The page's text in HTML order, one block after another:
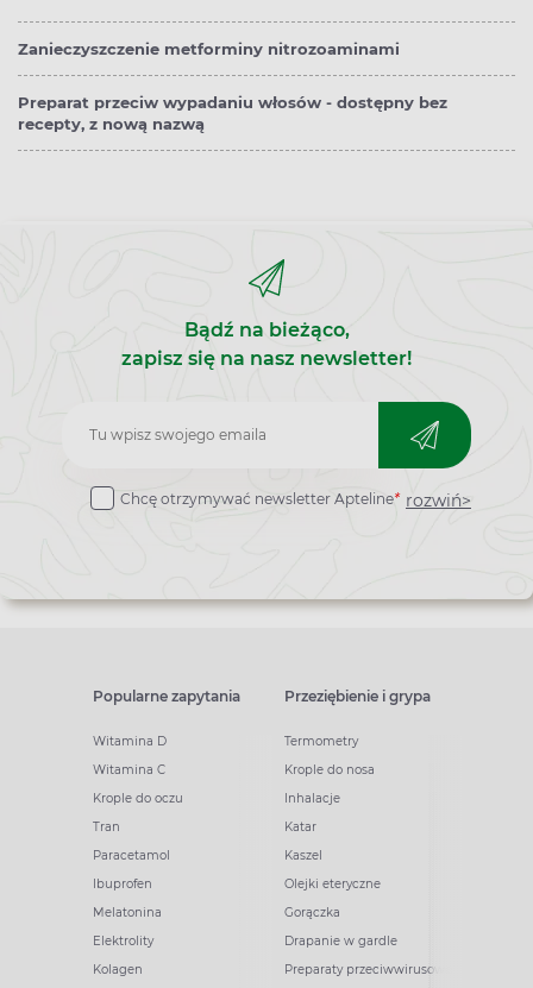
Zanieczyszczenie metforminy nitrozoaminami
Preparat przeciw wypadaniu włosów - dostępny bez
recepty, z nową nazwą
Bądź na bieżąco,
zapisz się na nasz newsletter!
Zapisz
do
Chcę otrzymywać newsletter Apteline* rozwiń>
Popularne zapytania
Witamina D
Witamina C
Krople do oczu
Tran
Paracetamol
Ibuprofen
Melatonina
Elektrolity
Kolagen
Przeziębienie i grypa
Termometry
Krople do nosa
Inhalacje
Katar
Kaszel
Olejki eteryczne
Gorączka
Drapanie w gardle
Preparaty przeciwwirusowe